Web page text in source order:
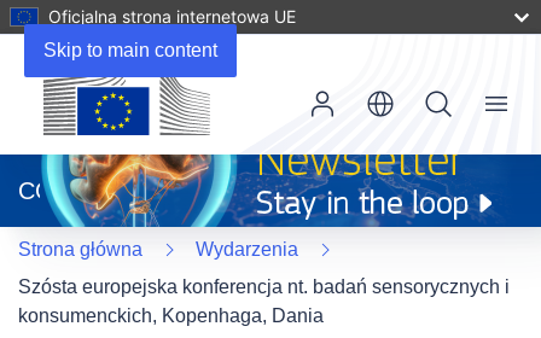
Skip to main content
Oficjalna strona internetowa UE
otworzy
się
w
nowym
oknie)
CORDIS
Menu
Strona główna
Wydarzenia
Szósta europejska konferencja nt. badań sensorycznych i
konsumenckich, Kopenhaga, Dania